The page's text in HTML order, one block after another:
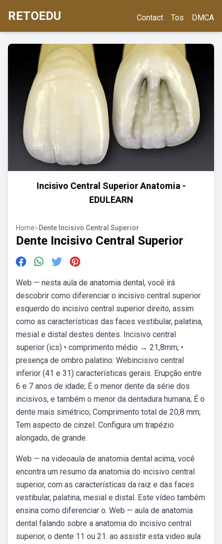
RETOEDU Contact Tos DMCA
Incisivo Central Superior Anatomia -
EDULEARN
Home>Dente Incisivo Central Superior
Dente Incisivo Central Superior
Web — nesta aula de anatomia dental, você irá
descobrir como diferenciar o incisivo central superior
esquerdo do incisivo central superior direito, assim
como as características das faces vestibular, palatina,
mesial e distal destes dentes. Incisivo central
superior (ics) • comprimento médio → 21,8mm; •
presença de ombro palatino: Webincisivo central
inferior (41 e 31) características gerais. Erupção entre
6 e 7 anos de idade; É o menor dente da série dos
incisivos, e também o menor da dentadura humana; É o
dente mais simétrico; Comprimento total de 20,8 mm;
Tem aspecto de cinzel. Configura um trapézio
alongado, de grande.
Web — na videoaula de anatomia dental acima, você
encontra um resumo da anatomia do incisivo central
superior, com as características da raiz e das faces
vestibular, palatina, mesial e distal. Este vídeo também
ensina como diferenciar o. Web — aula de anatomia
dental falando sobre a anatomia do incisivo central
superior, o dente 11 ou 21. ao assistir esta video aula